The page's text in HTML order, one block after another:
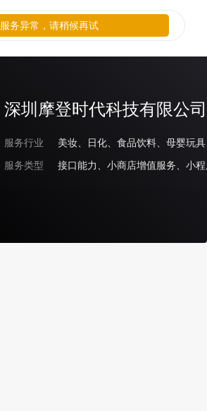
深圳摩登时代科技有限公司
服务行业
美妆、日化、食品饮料、母婴玩
服务类型
接口能力、小商店增值服务、小
服务异常，请稍候再试